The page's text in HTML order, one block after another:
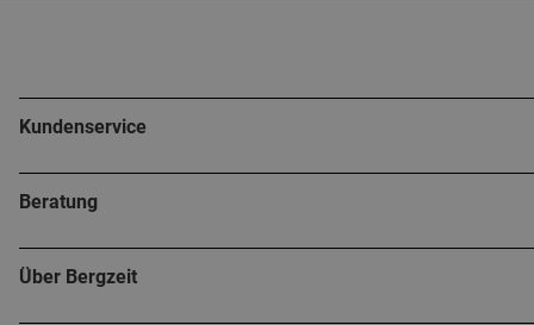
Kundenservice
Beratung
Über Bergzeit